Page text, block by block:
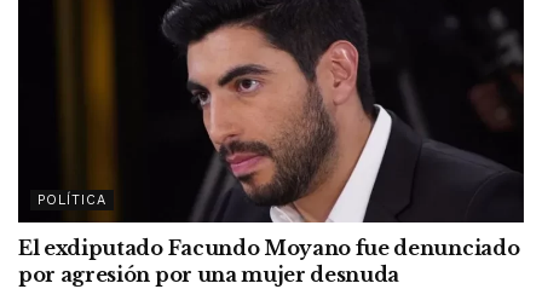
POLÍTICA
El exdiputado Facundo Moyano fue denunciado
por agresión por una mujer desnuda